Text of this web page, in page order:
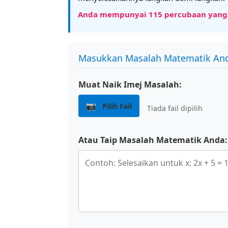
Anda mempunyai 115 percubaan
Masukkan Masalah Matematik
Muat Naik Imej Masalah:
📷
Pilih Fail Tiada fail dipilih
Atau Taip Masalah Matematik Anda: